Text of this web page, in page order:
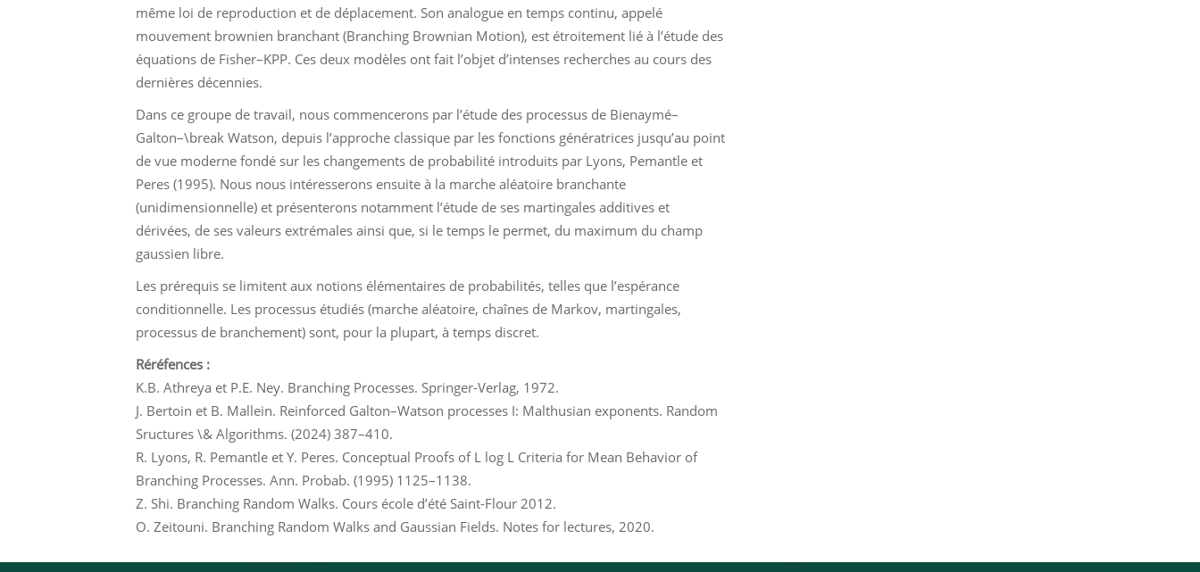
même loi de reproduction et de déplacement. Son analogue en temps continu, appelé
mouvement brownien branchant (Branching Brownian Motion), est étroitement lié à l’étude des
équations de Fisher–KPP. Ces deux modèles ont fait l’objet d’intenses recherches au cours des
dernières décennies.
Dans ce groupe de travail, nous commencerons par l’étude des processus de Bienaymé–
Galton–\break Watson, depuis l’approche classique par les fonctions génératrices jusqu’au point
de vue moderne fondé sur les changements de probabilité introduits par Lyons, Pemantle et
Peres (1995). Nous nous intéresserons ensuite à la marche aléatoire branchante
(unidimensionnelle) et présenterons notamment l’étude de ses martingales additives et
dérivées, de ses valeurs extrémales ainsi que, si le temps le permet, du maximum du champ
gaussien libre.
Les prérequis se limitent aux notions élémentaires de probabilités, telles que l’espérance
conditionnelle. Les processus étudiés (marche aléatoire, chaînes de Markov, martingales,
processus de branchement) sont, pour la plupart, à temps discret.
Réréfences :
K.B. Athreya et P.E. Ney. Branching Processes. Springer-Verlag, 1972.
J. Bertoin et B. Mallein. Reinforced Galton–Watson processes I: Malthusian exponents. Random
Sructures \& Algorithms. (2024) 387–410.
R. Lyons, R. Pemantle et Y. Peres. Conceptual Proofs of L log L Criteria for Mean Behavior of
Branching Processes. Ann. Probab. (1995) 1125–1138.
Z. Shi. Branching Random Walks. Cours école d’été Saint-Flour 2012.
O. Zeitouni. Branching Random Walks and Gaussian Fields. Notes for lectures, 2020.